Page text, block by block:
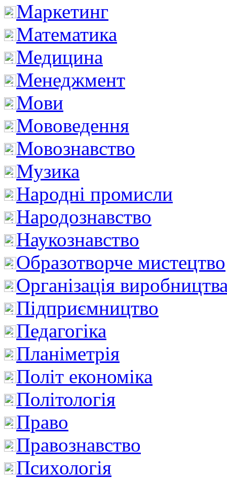
Маркетинг
Математика
Медицина
Менеджмент
Мови
Мововедення
Мовознавство
Музика
Народні промисли
Народознавство
Наукознавство
Образотворче мистецтво
Організація
Підприємництво
Педагогіка
Планіметрія
Політ економіка
Політологія
Право
Правознавство
Психологія